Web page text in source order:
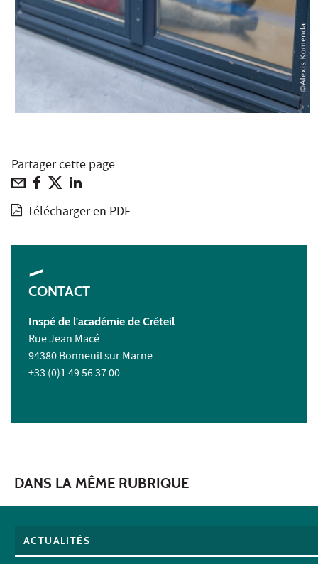
Partager cette page
Télécharger en PDF
CONTACT
Inspé de l'académie de Créteil
Rue Jean Macé
94380 Bonneuil sur Marne
+33 (0)1 49 56 37 00
DANS LA MÊME RUBRIQUE
ACTUALITÉS